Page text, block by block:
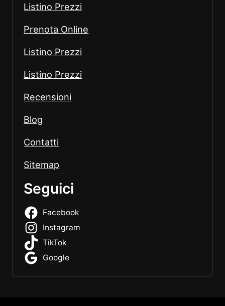
Listino Prezzi
Prenota Online
Listino Prezzi
Listino Prezzi
Recensioni
Blog
Contatti
Sitemap
Seguici
Facebook
Instagram
TikTok
Google